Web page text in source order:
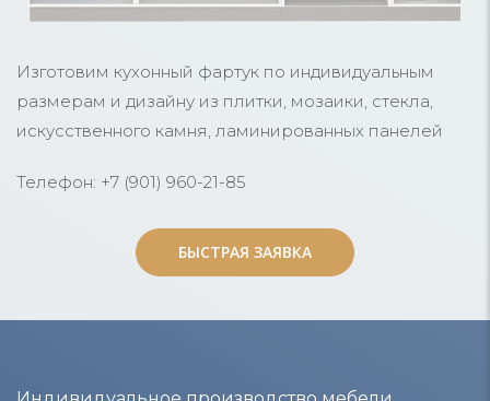
Изготовим кухонный фартук по индивидуальным
размерам и дизайну из плитки, мозаики, стекла,
искусственного камня, ламинированных панелей
Телефон: +7 (901) 960-21-85
БЫСТРАЯ ЗАЯВКА
БЫСТРАЯ ЗАЯВКА